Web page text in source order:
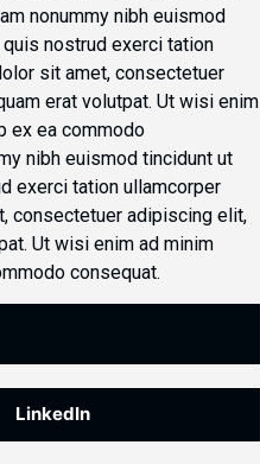
nonummy nibh euismod
nostrud exerci tation
sit amet, consectetuer
erat volutpat. Ut wisi enim
ex ea commodo
nibh euismod tincidunt ut
exerci tation ullamcorper
consectetuer adipiscing elit,
Ut wisi enim ad minim
consequat.
LinkedIn